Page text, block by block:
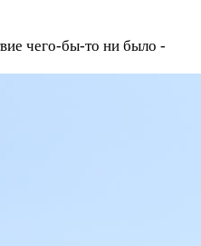
чего-бы-то ни было -